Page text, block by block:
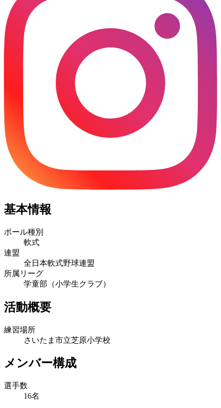
基本情報
ボール種別
軟式
連盟
全日本軟式野球連盟
所属リーグ
学童部（小学生クラブ）
活動概要
練習場所
さいたま市立芝原小学校
メンバー構成
選手数
16名